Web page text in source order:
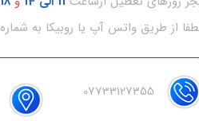
از طریق واتس آپ یا روبیکا به شماره
07733127355